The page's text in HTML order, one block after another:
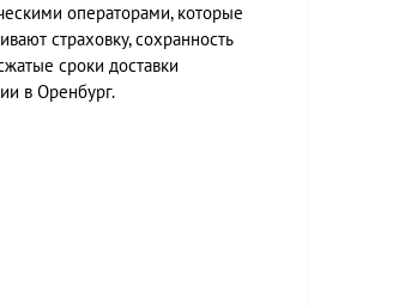
операторами, которые
страховку, сохранность
сроки доставки
в Оренбург.